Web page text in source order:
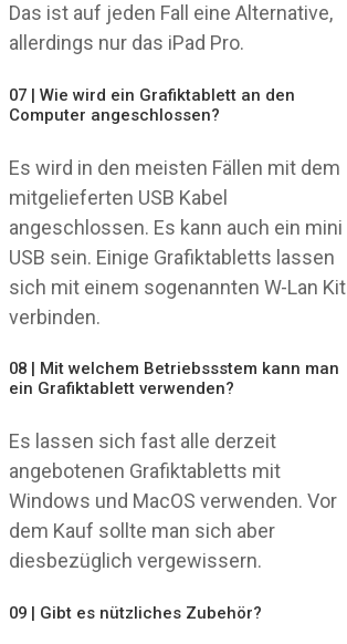
Das ist auf jeden Fall eine Alternative,
allerdings nur das iPad Pro.
07 | Wie wird ein Grafiktablett an den
Computer angeschlossen?
Es wird in den meisten Fällen mit dem
mitgelieferten USB Kabel
angeschlossen. Es kann auch ein mini
USB sein. Einige Grafiktabletts lassen
sich mit einem sogenannten W-Lan Kit
verbinden.
08 | Mit welchem Betriebssstem kann man
ein Grafiktablett verwenden?
Es lassen sich fast alle derzeit
angebotenen Grafiktabletts mit
Windows und MacOS verwenden. Vor
dem Kauf sollte man sich aber
diesbezüglich vergewissern.
09 | Gibt es nützliches Zubehör?